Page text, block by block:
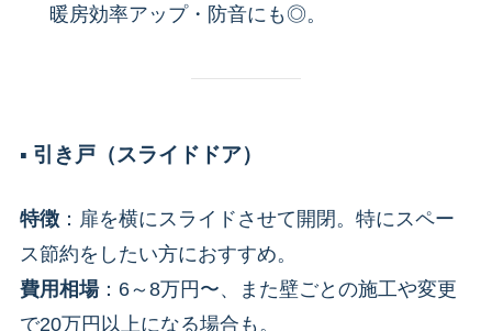
暖房効率アップ・防音にも◎。
▪️ 引き戸（スライドドア）
特徴：扉を横にスライドさせて開閉。特にスペー
ス節約をしたい方におすすめ。
費用相場：6～8万円〜、また壁ごとの施工や変更
で20万円以上になる場合も。